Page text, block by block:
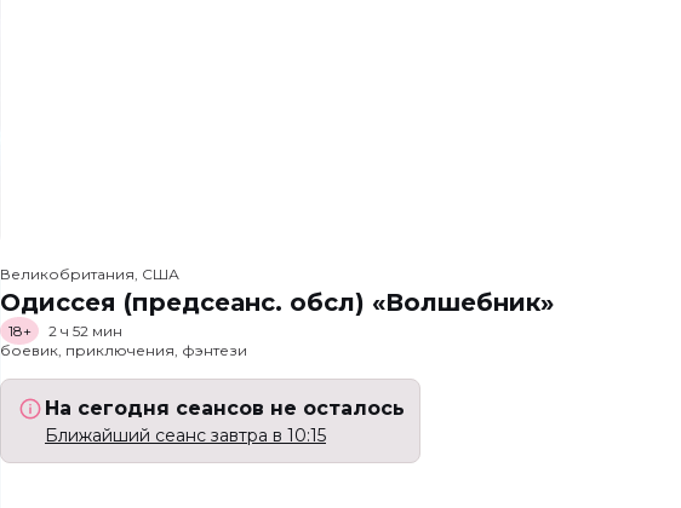
Великобритания, США
Одиссея (предсеанс. обсл) «Волшебник»
18+
2 ч 52 мин
боевик, приключения, фэнтези
На сегодня сеансов не осталось
Ближайший сеанс завтра в 10:15